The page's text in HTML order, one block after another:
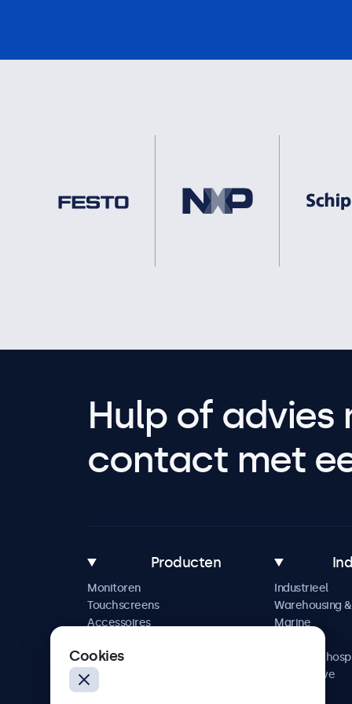
Hulp of advies
contact met
Producten
Monitoren
Touchscreens
Accessoires
Industrieel
Warehousing
Marine
Horeca &
Automotive
Cookies